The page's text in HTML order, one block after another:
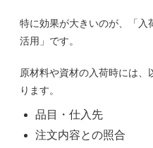
特に効果が大きいのが、「入
活用」です。
原材料や資材の入荷時には
ります。
品目・仕入先
注文内容との照合